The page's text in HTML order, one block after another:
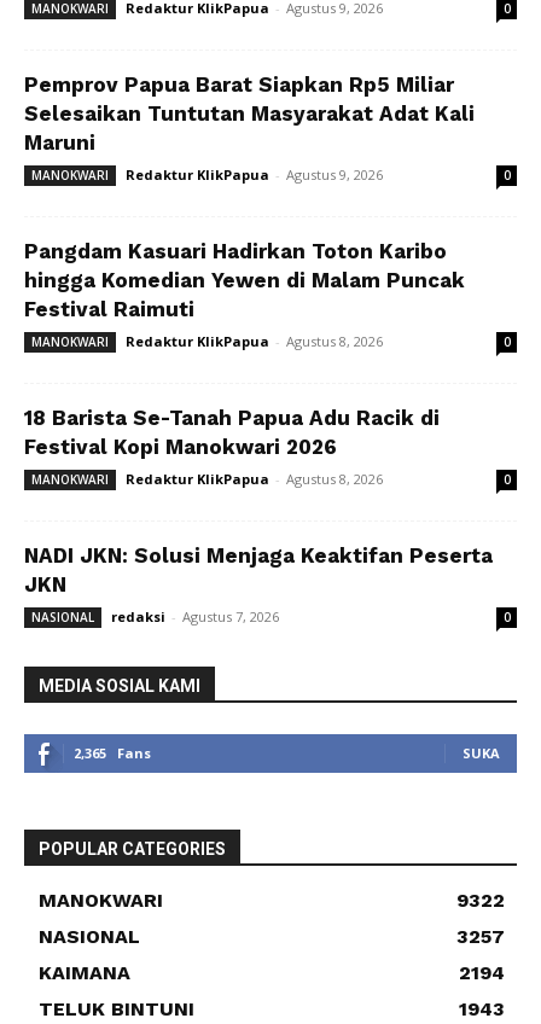
MANOKWARI Redaktur KlikPapua - Agustus 9, 2026 0
Pemprov Papua Barat Siapkan Rp5 Miliar
Selesaikan Tuntutan Masyarakat Adat Kali
Maruni
MANOKWARI Redaktur KlikPapua - Agustus 9, 2026 0
Pangdam Kasuari Hadirkan Toton Karibo
hingga Komedian Yewen di Malam Puncak
Festival Raimuti
MANOKWARI Redaktur KlikPapua - Agustus 8, 2026 0
18 Barista Se-Tanah Papua Adu Racik di
Festival Kopi Manokwari 2026
MANOKWARI Redaktur KlikPapua - Agustus 8, 2026 0
NADI JKN: Solusi Menjaga Keaktifan Peserta
JKN
NASIONAL redaksi - Agustus 7, 2026 0
MEDIA SOSIAL KAMI
2,365 Fans SUKA
POPULAR CATEGORIES
MANOKWARI
9322
NASIONAL
3257
KAIMANA
2194
TELUK BINTUNI
1943